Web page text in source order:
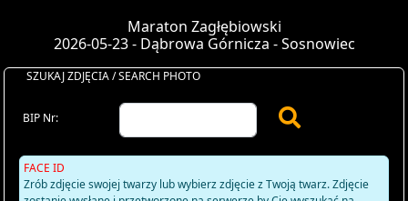
Maraton Zagłębiowski
2026-05-23 - Dąbrowa Górnicza - Sosnowiec
SZUKAJ ZDJĘCIA / SEARCH PHOTO
BIP Nr:
FACE ID
Zrób zdjęcie swojej twarzy lub wybierz zdjęcie z Twoją twarz. Zdjęcie